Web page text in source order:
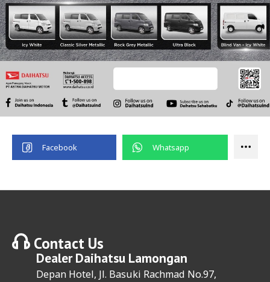
Contact Us
DealerDaihatsu Lamongan
Depan Hotel, Jl. Basuki Rachmad No.97,